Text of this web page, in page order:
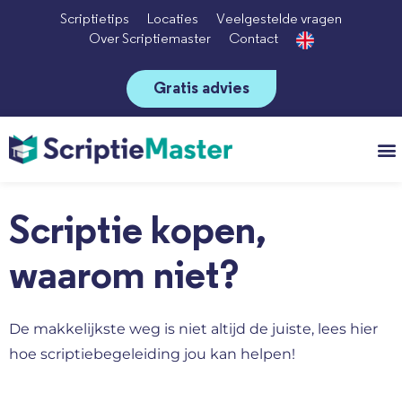
Scriptietips Locaties
Veelgestelde vragen
Over Scriptiemaster
Contact
Gratis advies
Scriptie kopen,
waarom niet?
De makkelijkste weg is niet altijd de juiste, lees hier
hoe scriptiebegeleiding jou kan helpen!